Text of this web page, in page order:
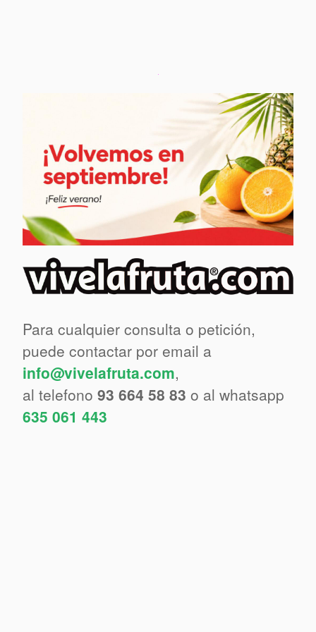
Para cualquier consulta o petición,
puede contactar por email a
info@vivelafruta.com,
al telefono 93 664 58 83 o al whatsapp
635 061 443